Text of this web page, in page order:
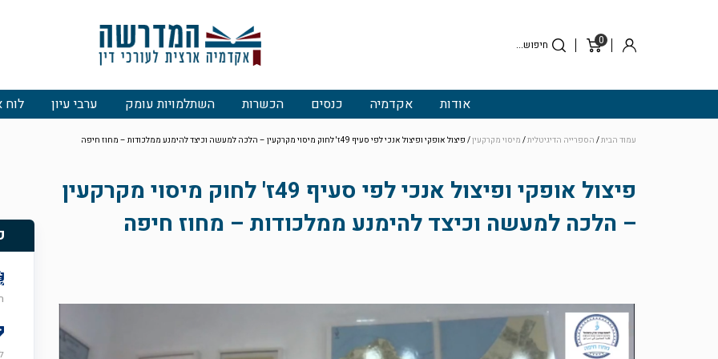
0
סל
התחבר
אודות אקדמיה כנסים הכשרות השתלמויות עומק ערבי עיון לוח
עמוד הבית/ הספרייה הדיגיטלית/ מיסוי מקרקעין/ פיצול אופקי ופיצול אנכי לפי סעיף 49ז' לחוק מיסוי מקרקעין – הלכה למעשה וכיצד להימנע ממלכודות – מחוז חיפה
פיצול אופקי ופיצול אנכי לפי סעיף 49ז' לחוק מיסוי מקרקעין
– הלכה למעשה וכיצד להימנע ממלכודות – מחוז חיפה